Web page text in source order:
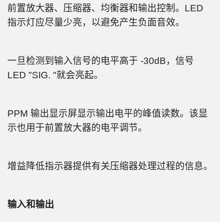
前置放大器、压缩器、均衡器和输出控制。LED
指示灯应尽量少亮，以避免产生负面音效。
一旦检测到输入信号的电平高于 -30dB，信号
LED "SIG. "就会亮起。
PPM 输出显示屏显示输出电平的峰值读数。该显
示也用于前置放大器的电平调节。
增益降低指示器提供有关压缩器处理过程的信息。
输入和输出